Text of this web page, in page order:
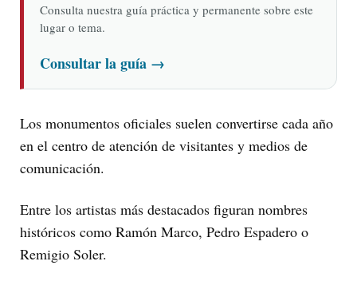
Consulta nuestra guía práctica y permanente sobre este
lugar o tema.
Consultar la guía →
Los monumentos oficiales suelen convertirse cada año
en el centro de atención de visitantes y medios de
comunicación.
Entre los artistas más destacados figuran nombres
históricos como Ramón Marco, Pedro Espadero o
Remigio Soler.